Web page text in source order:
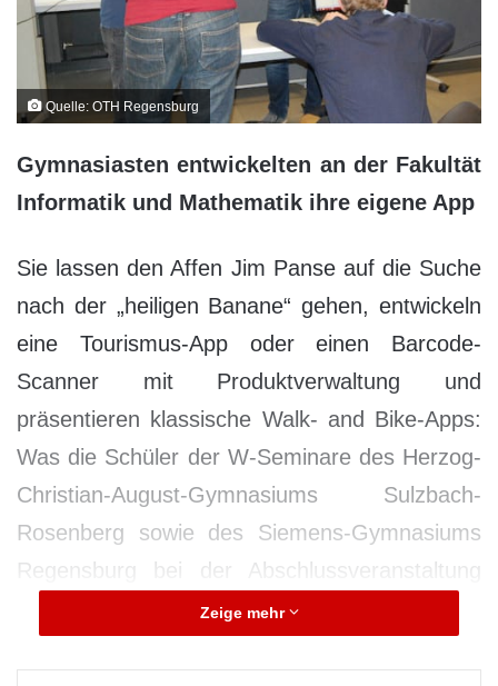
Quelle: OTH Regensburg
Gymnasiasten entwickelten an der Fakultät
Informatik und Mathematik ihre eigene App
Sie lassen den Affen Jim Panse auf die Suche
nach der „heiligen Banane“ gehen, entwickeln
eine Tourismus-App oder einen Barcode-
Scanner mit Produktverwaltung und
präsentieren klassische Walk- and Bike-Apps:
Was die Schüler der W-Seminare des Herzog-
Christian-August-Gymnasiums Sulzbach-
Rosenberg sowie des Siemens-Gymnasiums
Regensburg bei der Abschlussveranstaltung
ihres App-Seminars an der OTH Regensburg
Zeige mehr